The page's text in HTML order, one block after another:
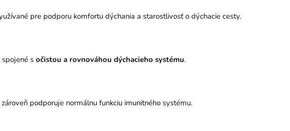
pre podporu komfortu dýchania a starostlivosť o dýchacie cesty.
s očistou a rovnováhou dýchacieho systému.
zároveň podporuje normálnu funkciu imunitného systému.